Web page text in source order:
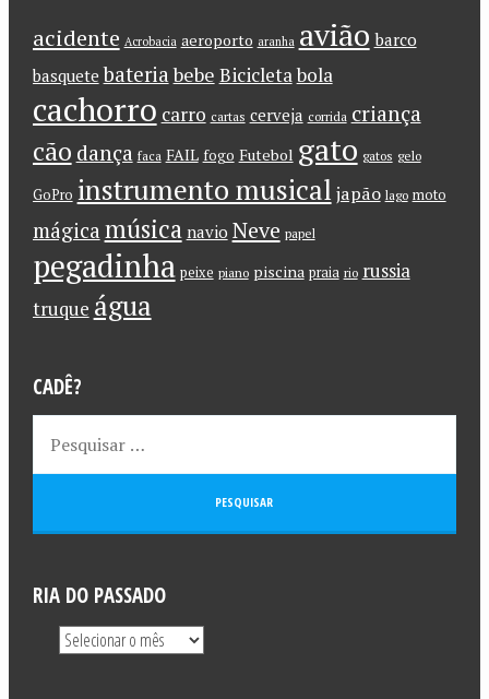
acidente Acrobacia aeroporto aranha avião barco
basquete bateriabebe Bicicletabola
cachorro carro cartas cerveja corrida criança
cão dança faca FAIL fogo Futebol gato gatos gelo
GoPro instrumento musical japão lago moto
mágica música navio Neve papel
pegadinha peixe piano piscina praia rio russia
truque água
CADÊ?
RIA DO PASSADO